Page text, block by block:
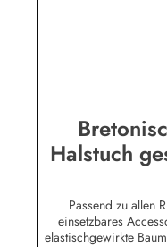
Halstuch
Passend zu allen
einsetzbares
elastischgewirkte